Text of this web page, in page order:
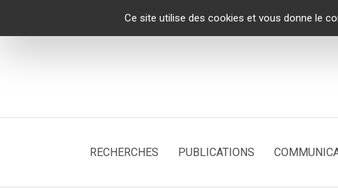
Ce site utilise des cookies et vous donne le
RECHERCHES PUBLICATIONS